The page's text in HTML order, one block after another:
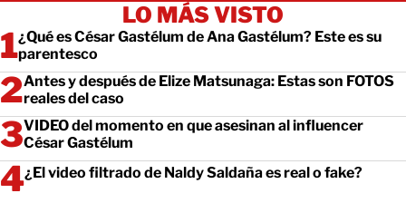
LO MÁS VISTO
¿Qué es César Gastélum de Ana Gastélum? Este es su
parentesco
Antes y después de Elize Matsunaga: Estas son FOTOS
reales del caso
VIDEO del momento en que asesinan al influencer
César Gastélum
¿El video filtrado de Naldy Saldaña es real o fake?